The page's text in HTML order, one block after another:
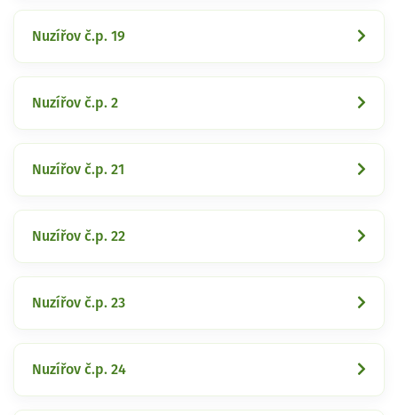
Nuzířov č.p. 19
Nuzířov č.p. 2
Nuzířov č.p. 21
Nuzířov č.p. 22
Nuzířov č.p. 23
Nuzířov č.p. 24